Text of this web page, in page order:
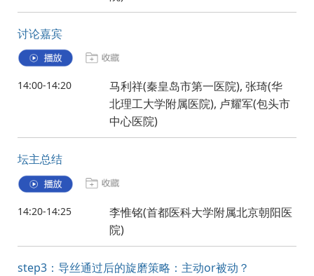
讨论嘉宾
14:00-14:20
马利祥(秦皇岛市第一医院), 张琦(华
北理工大学附属医院), 卢耀军(包头市
中心医院)
坛主总结
14:20-14:25
李惟铭(首都医科大学附属北京朝阳医
院)
step3：导丝通过后的旋磨策略：主动or被动？